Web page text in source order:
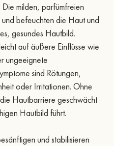
milden, parfümfreien
befeuchten die Haut und
gesundes Hautbild.
auf äußere Einflüsse wie
ungeeignete
sind Rötungen,
oder Irritationen. Ohne
Hautbarriere geschwächt
Hautbild führt.
und stabilisieren